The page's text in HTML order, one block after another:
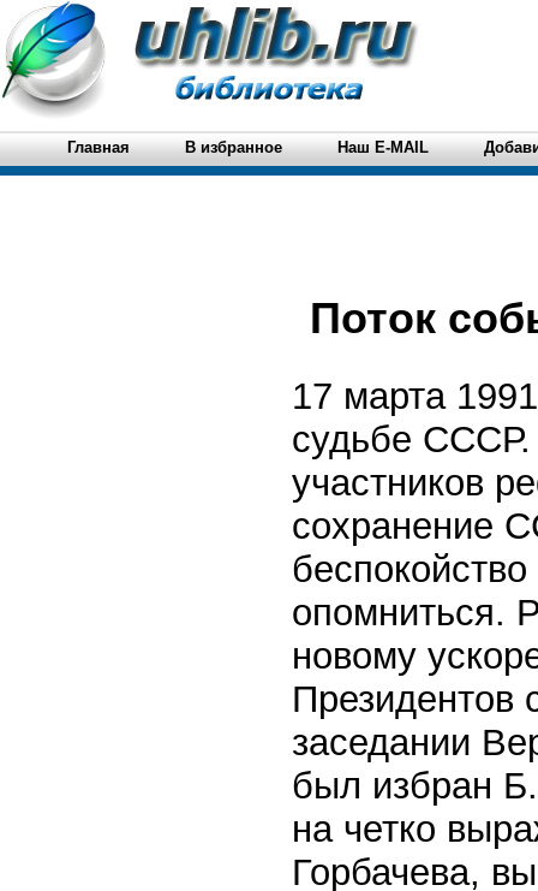
Главная В избранное Наш E-MAIL
Поток
17 марта
судьбе
участников
сохранение
опомниться.
новому
Президентов
заседании
был избран
на четко
Горбачева,